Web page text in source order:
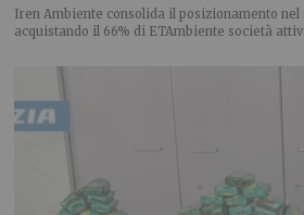
Iren Ambiente consolida il posizionamento
acquistando il 66% di ETAmbiente società